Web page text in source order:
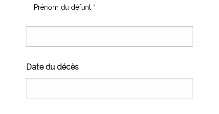
Prénom du défunt *
Date du décès